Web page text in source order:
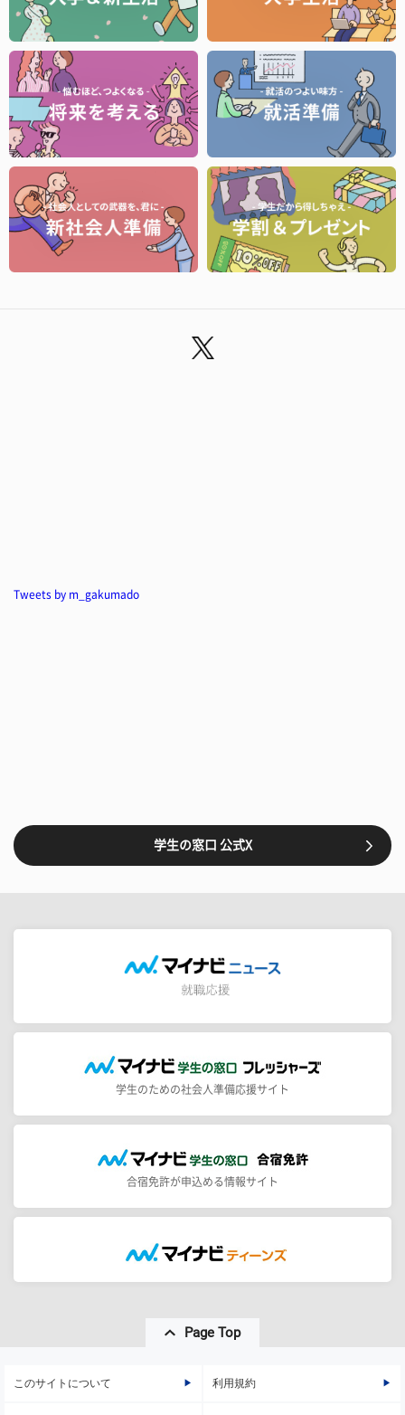
Tweets by m_gakumado
学生の窓口 公式X
学生のための社会人準備応援サイト
合宿免許が申込める情報サイト
Page Top
このサイトについて 利用規約